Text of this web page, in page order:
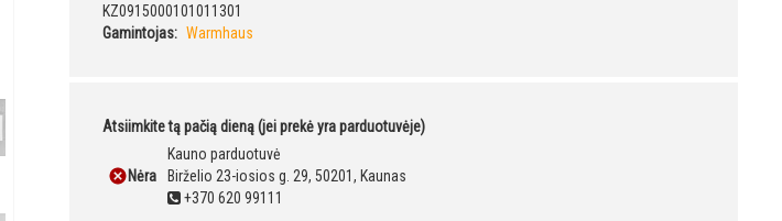
KZ0915000101011301
Gamintojas: Warmhaus
Atsiimkite tą pačią dieną (jei prekė yra parduotuvėje)
Nėra
Kauno parduotuvė
Birželio 23-iosios g. 29, 50201, Kaunas
+370 620 99111